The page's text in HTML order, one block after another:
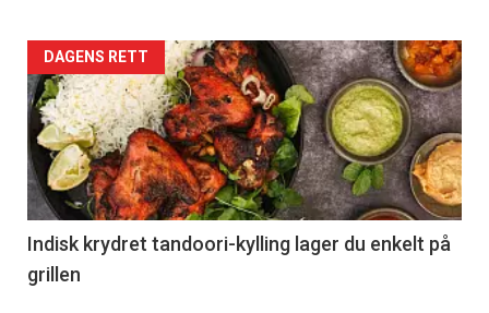
Forsiden
akkurat
nå
-
2
DAGENS RETT
Indisk krydret tandoori-kylling lager du enkelt på
grillen